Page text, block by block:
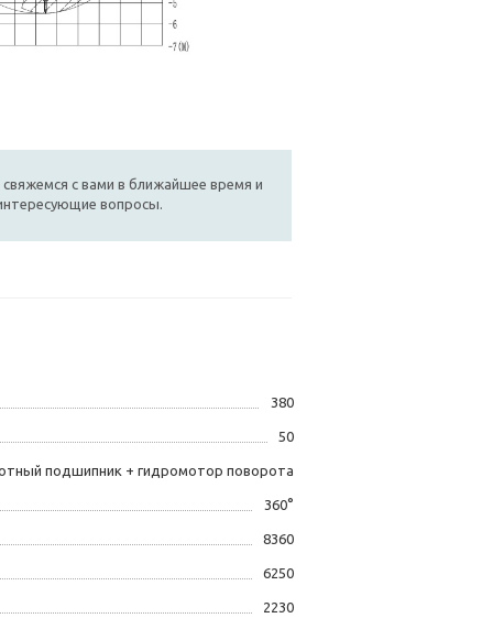
с вами в ближайшее время и
вопросы.
380
50
подшипник + гидромотор поворота
360°
8360
6250
2230